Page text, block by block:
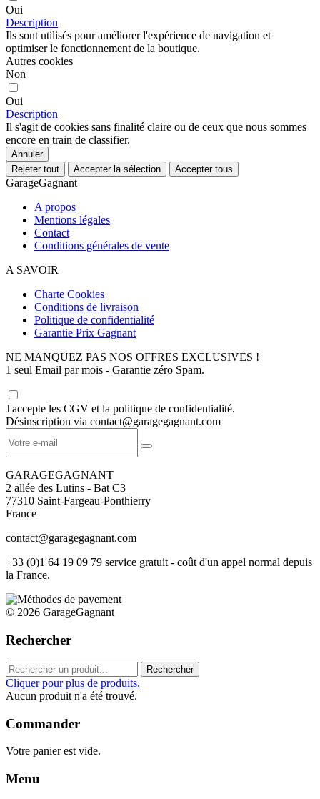
Oui
Description
Ils sont utilisés pour améliorer l'expérience de navigation et
optimiser le fonctionnement de la boutique.
Autres cookies
Non
Oui
Description
Il s'agit de cookies sans finalité claire ou de ceux que nous sommes
encore en train de classifier.
Annuler
Rejeter tout
Accepter la sélection Accepter tous
GarageGagnant
A propos
Mentions légales
Contact
Conditions générales de vente
A SAVOIR
Charte Cookies
Conditions de livraison
Politique de confidentialité
Garantie Prix Gagnant
NE MANQUEZ PAS NOS OFFRES EXCLUSIVES !
1 seul Email par mois - Garantie zéro Spam.
J'accepte les CGV et la politique de confidentialité.
Désinscription via contact@garagegagnant.com
GARAGEGAGNANT
2 allée des Lutins - Bat C3
77310 Saint-Fargeau-Ponthierry
France
contact@garagegagnant.com
+33 (0)1 64 19 09 79 service gratuit - coût d'un appel normal depuis
la France.
© 2026 GarageGagnant
Rechercher
Rechercher
Cliquer pour plus de produits.
Aucun produit n'a été trouvé.
Commander
Votre panier est vide.
Menu